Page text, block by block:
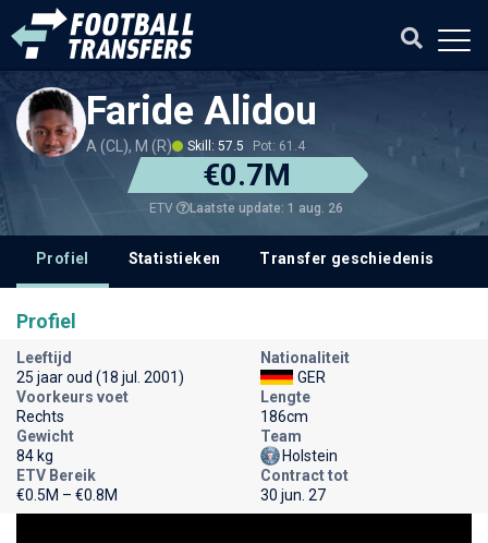
Faride Alidou
A (CL), M (R) Skill: 57.5 Pot: 61.4
€0.7M
ETV Laatste update: 1 aug. 26
Profiel Statistieken Transfer geschiedenis
Profiel
Leeftijd
25 jaar oud (18 jul. 2001)
Nationaliteit
GER
Voorkeurs voet
Rechts
Lengte
186cm
Gewicht
84 kg
Team
Holstein
ETV Bereik
€0.5M – €0.8M
Contract tot
30 jun. 27